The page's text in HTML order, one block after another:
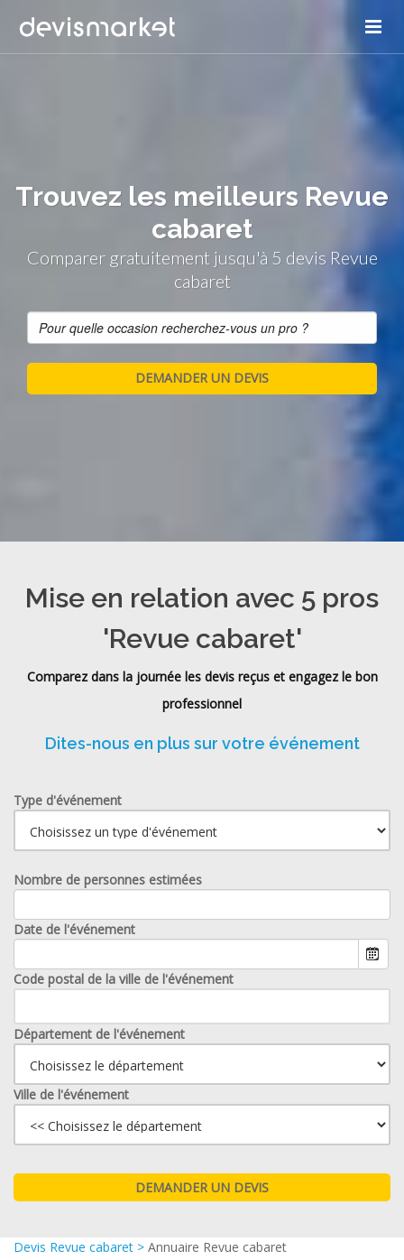
Trouvez les meilleurs Revue
cabaret
Comparer gratuitement jusqu'à 5 devis Revue
cabaret
Mise en relation avec 5 pros
'Revue cabaret'
Comparez dans la journée les devis reçus et engagez le bon
professionnel
Dites-nous en plus sur votre événement
Type d'événement
Nombre de personnes estimées
Date de l'événement
Code postal de la ville de l'événement
Département de l'événement
Ville de l'événement
Devis Revue cabaret > Annuaire Revue cabaret